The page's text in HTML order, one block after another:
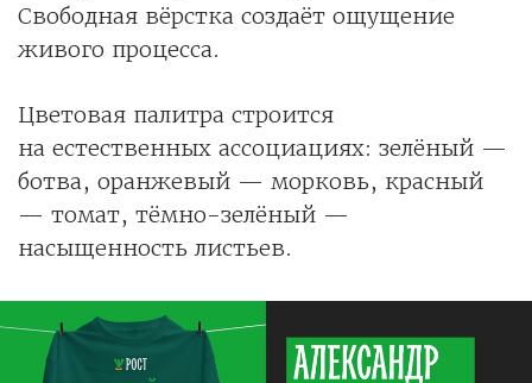
Свободная вёрстка создаёт ощущение
живого процесса.
Цветовая палитра строится
на естественных ассоциациях: зелёный —
ботва, оранжевый — морковь, красный
— томат, тёмно-зелёный —
насыщенность листьев.